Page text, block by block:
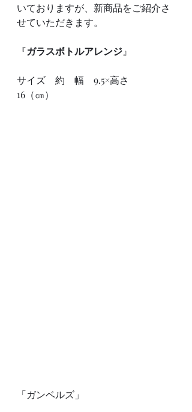
いておりますが、新商品をご紹介さ
せていただきます。
『ガラスボトルアレンジ』
サイズ　約　幅　9.5×高さ
16（㎝）
「ガンベルズ」